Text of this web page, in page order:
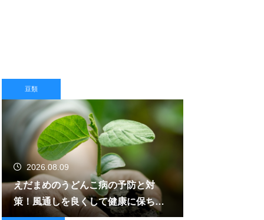
豆類
2026.08.09
えだまめのうどんこ病の予防と対
策！風通しを良くして健康に保ち収